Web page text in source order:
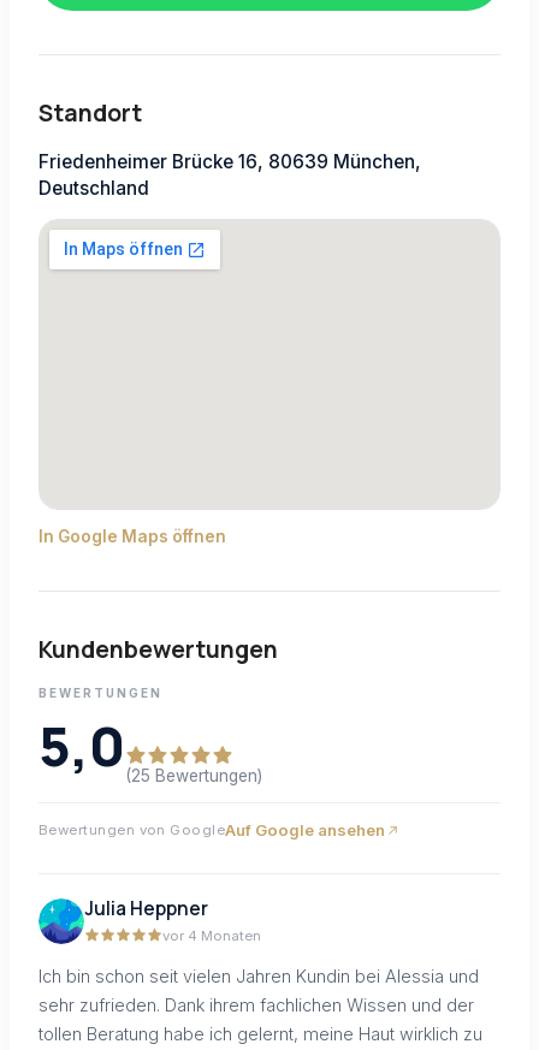
Standort
Friedenheimer Brücke 16, 80639 München,
Deutschland
In Google Maps öffnen
Kundenbewertungen
BEWERTUNGEN
5,0 (25 Bewertungen)
Bewertungen von GoogleAuf Google ansehen
Julia Heppner
vor 4 Monaten
Ich bin schon seit vielen Jahren Kundin bei Alessia und
sehr zufrieden. Dank ihrem fachlichen Wissen und der
tollen Beratung habe ich gelernt, meine Haut wirklich zu